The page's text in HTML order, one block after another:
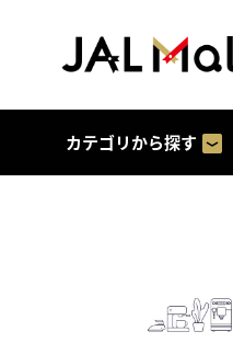
カテゴリから探す